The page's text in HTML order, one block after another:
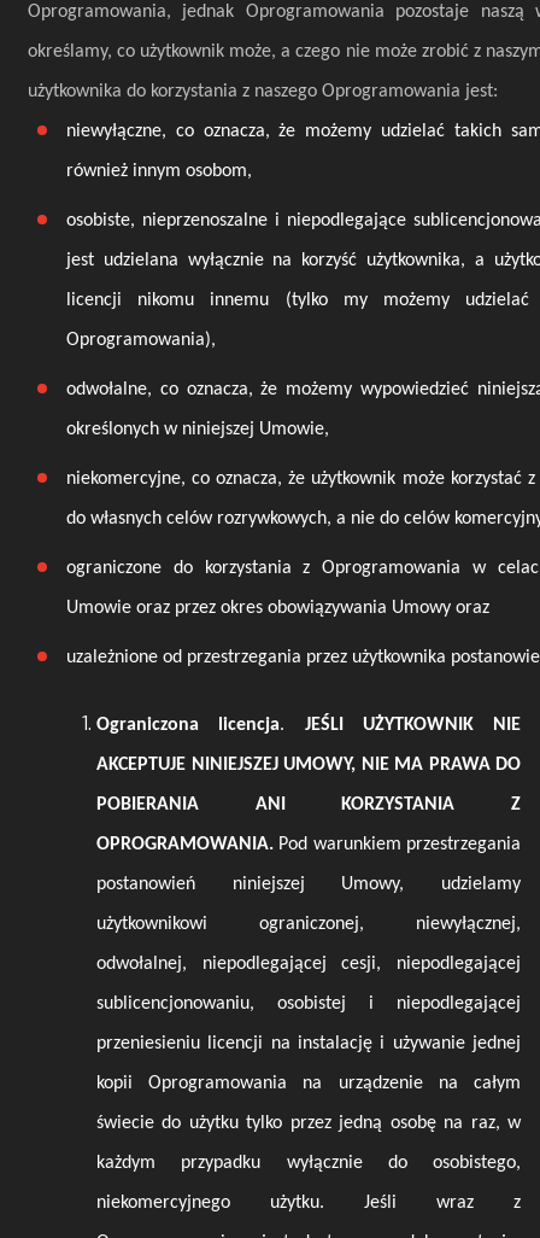
Oprogramowania, jednak Oprogramowania pozostaje naszą
określamy, co użytkownik może, a czego nie może zrobić z
użytkownika do korzystania z naszego Oprogramowania jest:
niewyłączne, co oznacza, że możemy udzielać takich
również innym osobom,
osobiste, nieprzenoszalne i niepodlegające
jest udzielana wyłącznie na korzyść użytkownika, a
licencji nikomu innemu (tylko my możemy
Oprogramowania),
odwołalne, co oznacza, że możemy wypowiedzieć
określonych w niniejszej Umowie,
niekomercyjne, co oznacza, że użytkownik może korzystać
do własnych celów rozrywkowych, a nie do celów
ograniczone do korzystania z Oprogramowania w
Umowie oraz przez okres obowiązywania Umowy oraz
uzależnione od przestrzegania przez użytkownika
Ograniczona licencja. JEŚLI UŻYTKOWNIK NIE
AKCEPTUJE NINIEJSZEJ UMOWY, NIE MA PRAWA DO
POBIERANIA ANI KORZYSTANIA Z
OPROGRAMOWANIA. Pod warunkiem przestrzegania
postanowień niniejszej Umowy, udzielamy
użytkownikowi ograniczonej, niewyłącznej,
odwołalnej, niepodlegającej cesji, niepodlegającej
sublicencjonowaniu, osobistej i niepodlegającej
przeniesieniu licencji na instalację i używanie jednej
kopii Oprogramowania na urządzenie na całym
świecie do użytku tylko przez jedną osobę na raz, w
każdym przypadku wyłącznie do osobistego,
niekomercyjnego użytku. Jeśli wraz z